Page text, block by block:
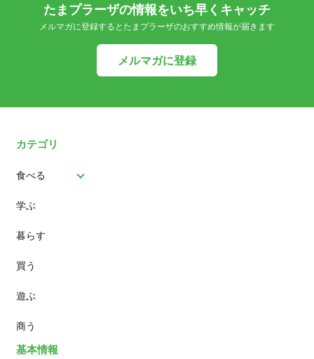
たまプラーザの情報をいち早くキャッチ
メルマガに登録するとたまプラーザのおすすめ情報が届きます
メルマガに登録
カテゴリ
食べる
パン
スイーツ
ランチ
カフェ
学ぶ
暮らす
買う
遊ぶ
商う
基本情報